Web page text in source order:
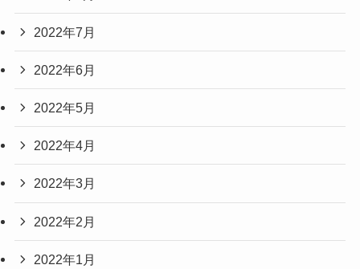
2022年7月
2022年6月
2022年5月
2022年4月
2022年3月
2022年2月
2022年1月